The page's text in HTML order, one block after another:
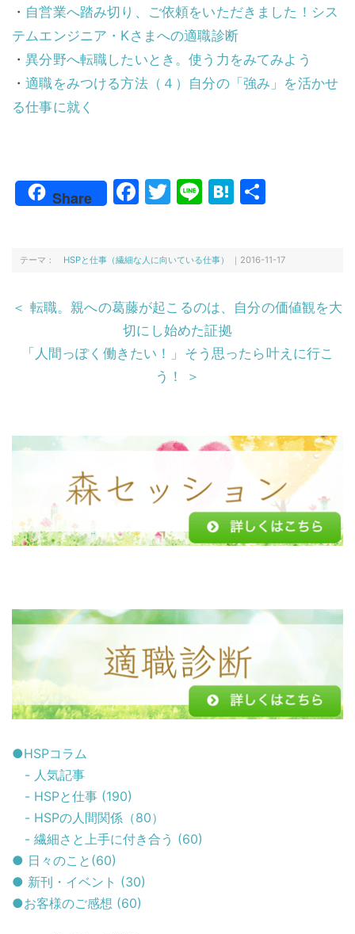
・ 自営業へ踏み切り、ご依頼をいただきました！シス
テムエンジニア・Kさまへの適職診断
・異分野へ転職したいとき。使う力をみてみよう
・適職をみつける方法（４）自分の「強み」を活かせ
る仕事に就く
Share
F
e
o
o
k
T
er
Li H
n
a
テーマ： HSPと仕事（繊細な人に向いている仕事） ｜2016-11-17
＜ 転職。親への葛藤が起こるのは、自分の価値観を大
切にし始めた証拠
「人間っぽく働きたい！」そう思ったら叶えに行こ
う！ ＞
●HSPコラム
- 人気記事
- HSPと仕事 (190)
- HSPの人間関係（80）
- 繊細さと上手に付き合う (60)
● 日々のこと(60)
● 新刊・イベント (30)
●お客様のご感想 (60)